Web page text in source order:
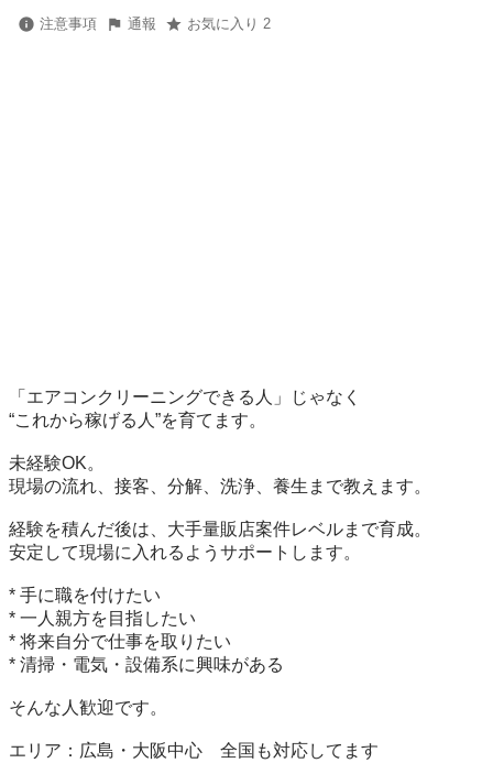
注意事項 通報 お気に入り 2
「エアコンクリーニングできる人」じゃなく
“これから稼げる人”を育てます。
未経験OK。
現場の流れ、接客、分解、洗浄、養生まで教えます。
経験を積んだ後は、大手量販店案件レベルまで育成。
安定して現場に入れるようサポートします。
* 手に職を付けたい
* 一人親方を目指したい
* 将来自分で仕事を取りたい
* 清掃・電気・設備系に興味がある
そんな人歓迎です。
エリア：広島・大阪中心　全国も対応してます